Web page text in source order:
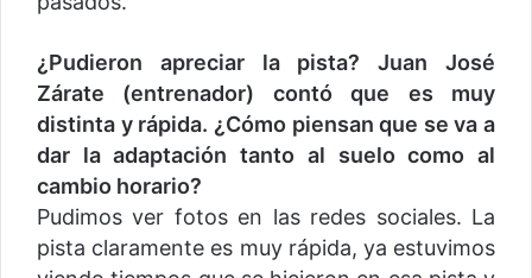
¿Pudieron apreciar la pista? Juan José
Zárate (entrenador) contó que es muy
distinta y rápida. ¿Cómo piensan que se va a
dar la adaptación tanto al suelo como al
cambio horario?
Pudimos ver fotos en las redes sociales. La
pista claramente es muy rápida, ya estuvimos